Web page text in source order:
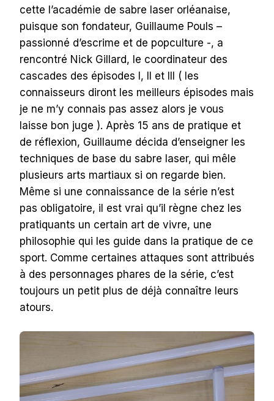
cette l’académie de sabre laser orléanaise,
puisque son fondateur, Guillaume Pouls –
passionné d’escrime et de popculture -, a
rencontré Nick Gillard, le coordinateur des
cascades des épisodes I, II et III ( les
connaisseurs diront les meilleurs épisodes mais
je ne m’y connais pas assez alors je vous
laisse bon juge ). Après 15 ans de pratique et
de réflexion, Guillaume décida d’enseigner les
techniques de base du sabre laser, qui mêle
plusieurs arts martiaux si on regarde bien.
Même si une connaissance de la série n’est
pas obligatoire, il est vrai qu’il règne chez les
pratiquants un certain art de vivre, une
philosophie qui les guide dans la pratique de ce
sport. Comme certaines attaques sont attribués
à des personnages phares de la série, c’est
toujours un petit plus de déjà connaître leurs
atours.